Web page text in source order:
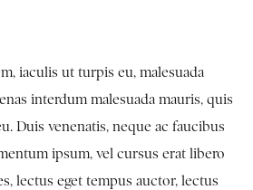
iaculis ut turpis eu, malesuada
interdum malesuada mauris, quis
Duis venenatis, neque ac faucibus
ipsum, vel cursus erat libero
lectus eget tempus auctor, lectus